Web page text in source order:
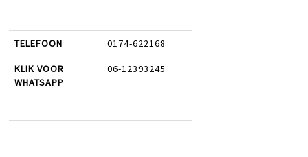
TELEFOON 0174-622168
KLIK VOOR
WHATSAPP
06-12393245